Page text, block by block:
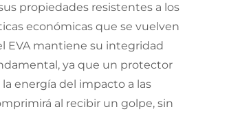
propiedades resistentes a los
económicas que se vuelven
EVA mantiene su integridad
ya que un protector
energía del impacto a las
al recibir un golpe, sin